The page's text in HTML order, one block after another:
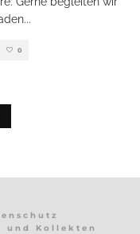
...
0
und Kollekten